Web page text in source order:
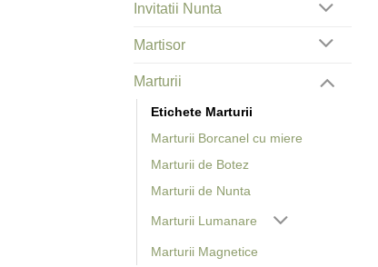
Invitatii Nunta
Martisor
Marturii
Etichete Marturii
Marturii Borcanel cu miere
Marturii de Botez
Marturii de Nunta
Marturii Lumanare
Marturii Magnetice